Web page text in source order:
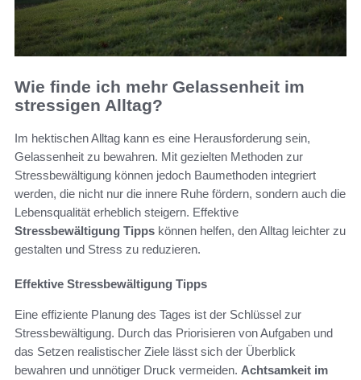
Wie finde ich mehr Gelassenheit im
stressigen Alltag?
Im hektischen Alltag kann es eine Herausforderung sein,
Gelassenheit zu bewahren. Mit gezielten Methoden zur
Stressbewältigung können jedoch Baumethoden integriert
werden, die nicht nur die innere Ruhe fördern, sondern auch die
Lebensqualität erheblich steigern. Effektive
Stressbewältigung Tipps können helfen, den Alltag leichter zu
gestalten und Stress zu reduzieren.
Effektive Stressbewältigung Tipps
Eine effiziente Planung des Tages ist der Schlüssel zur
Stressbewältigung. Durch das Priorisieren von Aufgaben und
das Setzen realistischer Ziele lässt sich der Überblick
bewahren und unnötiger Druck vermeiden. Achtsamkeit im